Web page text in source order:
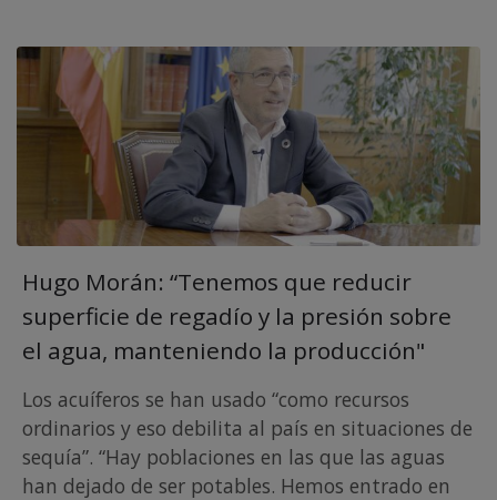
Hugo Morán: “Tenemos que reducir
superficie de regadío y la presión sobre
el agua, manteniendo la producción"
Los acuíferos se han usado “como recursos
ordinarios y eso debilita al país en situaciones de
sequía”. “Hay poblaciones en las que las aguas
han dejado de ser potables. Hemos entrado en